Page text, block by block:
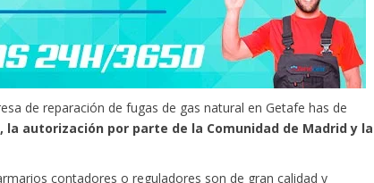
de reparación de fugas de gas natural en Getafe has de
autorización por parte de la Comunidad de Madrid y la
contadores o reguladores son de gran calidad y